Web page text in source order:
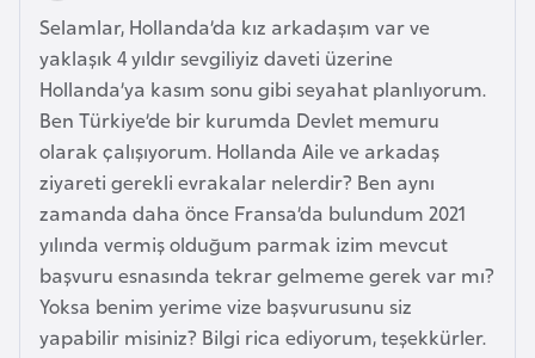
Selamlar, Hollanda’da kız arkadaşım var ve
yaklaşık 4 yıldır sevgiliyiz daveti üzerine
Hollanda’ya kasım sonu gibi seyahat planlıyorum.
Ben Türkiye’de bir kurumda Devlet memuru
olarak çalışıyorum. Hollanda Aile ve arkadaş
ziyareti gerekli evrakalar nelerdir? Ben aynı
zamanda daha önce Fransa’da bulundum 2021
yılında vermiş olduğum parmak izim mevcut
başvuru esnasında tekrar gelmeme gerek var mı?
Yoksa benim yerime vize başvurusunu siz
yapabilir misiniz? Bilgi rica ediyorum, teşekkürler.
b
y
a
G
a
n
a
G